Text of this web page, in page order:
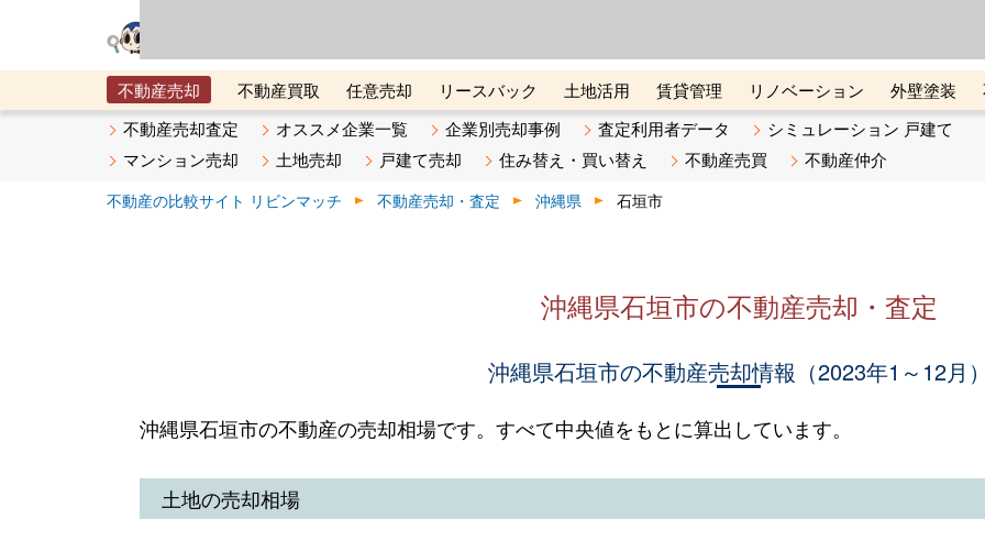
不動産売却 不動産買取 任意売却 リースバック 土地活用 賃貸管理 リノベーション 外壁塗装
メタ住宅展示場
ベスト不動産カンパニー オンライン講座 リビンマガジンBiz 不動産売却ご相談デスク
不動産売却査定 オススメ企業一覧 企業別売却事例 査定利用者データ
シミュレーション 戸建て
マンション売却
土地売却 戸建て売却 住み替え・買い替え 不動産売買 不動産仲介
不動産の比較サイト リビンマッチ 不動産売却・査定 沖縄県 石垣市
沖縄県石垣市の不動産売却・査定
沖縄県石垣市の不動産売却情報（2023年1～12月）
沖縄県石垣市の不動産の売却相場です。すべて中央値をもとに算出しています。
土地の売却相場